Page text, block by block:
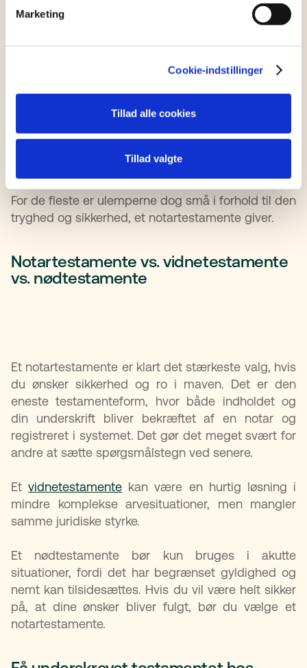
Marketing
Cookie-indstillinger
Tillad alle cookies
Tillad valgte
Selvom et notartestamente har mange fordele, er
kende, inden du går i gang.
Det kræver, at du personligt møder op hos
notaren i byretten for at underskrive.
bekræftelse og registrering.
For de fleste er ulemperne dog små i forhold til den
tryghed og sikkerhed, et notartestamente giver.
Notartestamente vs. vidnetestamente
vs. nødtestamente
Et notartestamente er klart det stærkeste valg, hvis
du ønsker sikkerhed og ro i maven. Det er den
eneste testamenteform, hvor både indholdet og
din underskrift bliver bekræftet af en notar og
registreret i systemet. Det gør det meget svært for
andre at sætte spørgsmålstegn ved senere.
Etvidnetestamente kan være en hurtig løsning i
mindre komplekse arvesituationer, men mangler
samme juridiske styrke.
Et nødtestamente bør kun bruges i akutte
situationer, fordi det har begrænset gyldighed og
nemt kan tilsidesættes. Hvis du vil være helt sikker
på, at dine ønsker bliver fulgt, bør du vælge et
notartestamente.